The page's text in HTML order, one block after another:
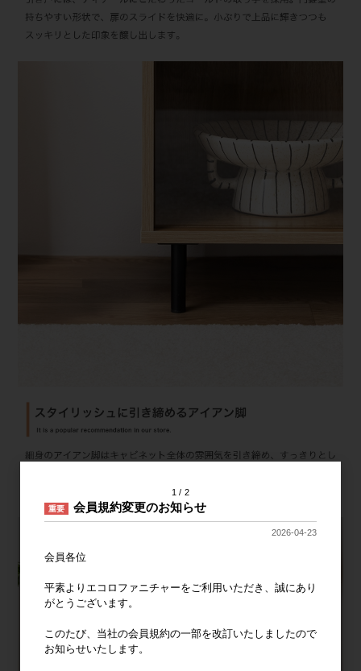
1 2
重要 会員規約変更のお知らせ
2026-04-23
会員各位
平素よりエコロファニチャーをご利用いただき、誠にあり
がとうございます。
このたび、当社の会員規約の一部を改訂いたしましたので
お知らせいたします。